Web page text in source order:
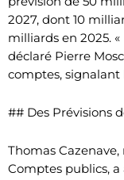
2027, dont 10
milliards en 2025.
déclaré Pierre
comptes, signalant
## Des Prévisions
Thomas
Comptes publics,